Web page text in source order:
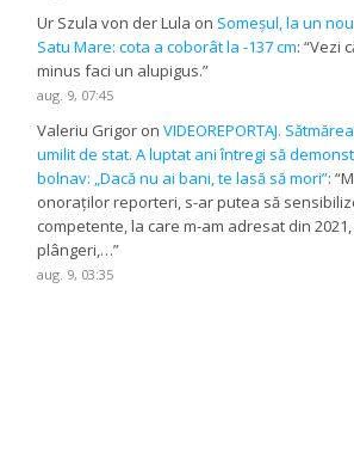
Ur Szula von der Lula on Someșul, la un
Satu Mare: cota a coborât la -137 cm: “Vezi
minus faci un alupigus.”
aug. 9, 07:45
Valeriu Grigor onVIDEOREPORTAJ.
umilit de stat. A luptat ani întregi să
bolnav: „Dacă nu ai bani, te lasă să mori”: “
onoraților reporteri, s-ar putea să
competente, la care m-am adresat din
plângeri,…”
aug. 9, 03:35